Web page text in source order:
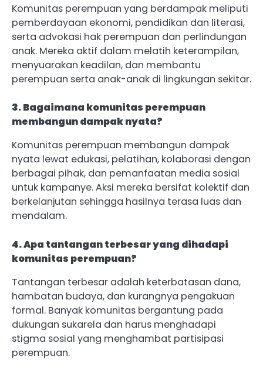
Komunitas perempuan yang berdampak meliputi
pemberdayaan ekonomi, pendidikan dan literasi,
serta advokasi hak perempuan dan perlindungan
anak. Mereka aktif dalam melatih keterampilan,
menyuarakan keadilan, dan membantu
perempuan serta anak-anak di lingkungan sekitar.
3. Bagaimana komunitas perempuan
membangun dampak nyata?
Komunitas perempuan membangun dampak
nyata lewat edukasi, pelatihan, kolaborasi dengan
berbagai pihak, dan pemanfaatan media sosial
untuk kampanye. Aksi mereka bersifat kolektif dan
berkelanjutan sehingga hasilnya terasa luas dan
mendalam.
4. Apa tantangan terbesar yang dihadapi
komunitas perempuan?
Tantangan terbesar adalah keterbatasan dana,
hambatan budaya, dan kurangnya pengakuan
formal. Banyak komunitas bergantung pada
dukungan sukarela dan harus menghadapi
stigma sosial yang menghambat partisipasi
perempuan.